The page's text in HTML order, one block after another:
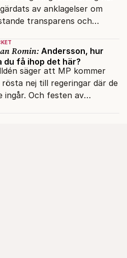
av anklagelser om
transparens och
biståndsmedel.
Romin: Andersson, hur
du få ihop det här?
säger att MP kommer
nej till regeringar där de
ingår. Och festen av